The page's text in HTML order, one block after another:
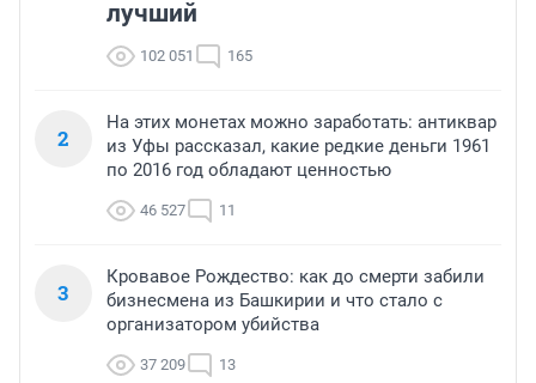
лучший
102 051 165
2
На этих монетах можно заработать: антиквар
из Уфы рассказал, какие редкие деньги 1961
по 2016 год обладают ценностью
46 527 11
3
Кровавое Рождество: как до смерти забили
бизнесмена из Башкирии и что стало с
организатором убийства
37 209 13